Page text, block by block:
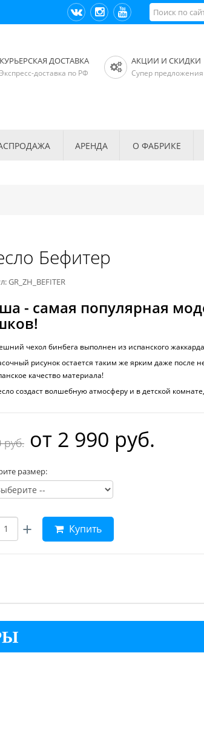
КУРЬЕРСКАЯ ДОСТАВКА
Экспресс-доставка по РФ
АКЦИИ И СКИДКИ
Супер предложения
АРЕНДА О ФАБРИКЕ
Бефитер
GR_ZH_BEFITER
- самая популярная
чехол бинбега выполнен из испанского жаккарда
рисунок остается таким же ярким даже после
качество материала!
создаст волшебную атмосферу и в детской
руб. oт 2 990 руб.
размер:
+ Купить